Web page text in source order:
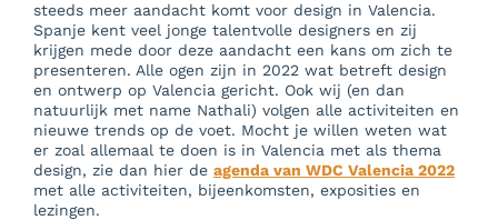
steeds meer aandacht komt voor design in Valencia.
Spanje kent veel jonge talentvolle designers en zij
krijgen mede door deze aandacht een kans om zich te
presenteren. Alle ogen zijn in 2022 wat betreft design
en ontwerp op Valencia gericht. Ook wij (en dan
natuurlijk met name Nathali) volgen alle activiteiten en
nieuwe trends op de voet. Mocht je willen weten wat
er zoal allemaal te doen is in Valencia met als thema
design, zie dan hier de agenda van WDC Valencia 2022
met alle activiteiten, bijeenkomsten, exposities en
lezingen.